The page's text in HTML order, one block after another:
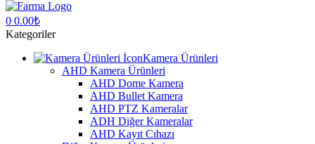
0 0.00₺
Kategoriler
Kamera Ürünleri
AHD Kamera Ürünleri
AHD Dome Kamera
AHD Bullet Kamera
AHD PTZ Kameralar
ADH Diğer Kameralar
AHD Kayıt Cıhazı